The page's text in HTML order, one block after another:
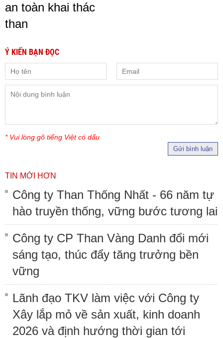
an toàn khai thác
than
Ý KIẾN BẠN ĐỌC
* Vui lòng gõ tiếng Việt có dấu
Gửi bình luận
TIN MỚI HƠN
Công ty Than Thống Nhất - 66 năm tự
hào truyền thống, vững bước tương lai
Công ty CP Than Vàng Danh đổi mới
sáng tạo, thúc đẩy tăng trưởng bền
vững
Lãnh đạo TKV làm việc với Công ty
Xây lắp mỏ về sản xuất, kinh doanh
2026 và định hướng thời gian tới